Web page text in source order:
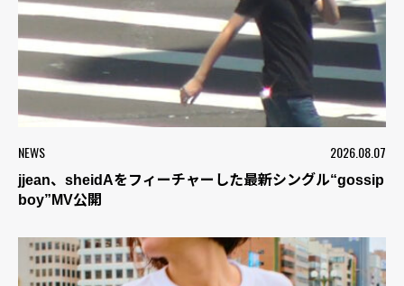
NEWS 2026.08.07
jjean、sheidAをフィーチャーした最新シングル“gossip
boy”MV公開